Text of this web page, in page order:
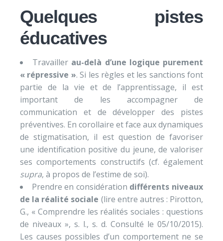
Quelques pistes
éducatives
Travailler au-delà d’une logique purement
« répressive ». Si les règles et les sanctions font
partie de la vie et de l’apprentissage, il est
important de les accompagner de
communication et de développer des pistes
préventives. En corollaire et face aux dynamiques
de stigmatisation, il est question de favoriser
une identification positive du jeune, de valoriser
ses comportements constructifs (cf. également
supra, à propos de l’estime de soi).
Prendre en considération différents niveaux
de la réalité sociale (lire entre autres : Pirotton,
G., « Comprendre les réalités sociales : questions
de niveaux », s. l., s. d. Consulté le 05/10/2015).
Les causes possibles d’un comportement ne se